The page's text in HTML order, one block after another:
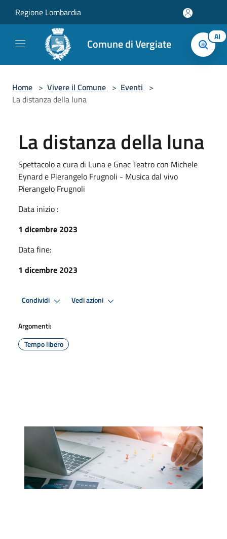
Regione Lombardia
Comune di Vergiate AI
Home > Vivere il Comune > Eventi >
La distanza della luna
La distanza della luna
Spettacolo a cura di Luna e Gnac Teatro con Michele
Eynard e Pierangelo Frugnoli - Musica dal vivo
Pierangelo Frugnoli
Data inizio :
1 dicembre 2023
Data fine:
1 dicembre 2023
Condividi Vedi azioni
Argomenti:
Tempo libero